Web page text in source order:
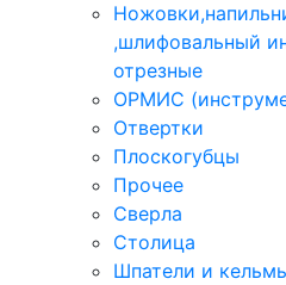
,шлифовальный
отрезные
ОРМИС
Отвертки
Плоскогубцы
Прочее
Сверла
Столица
Шпатели и